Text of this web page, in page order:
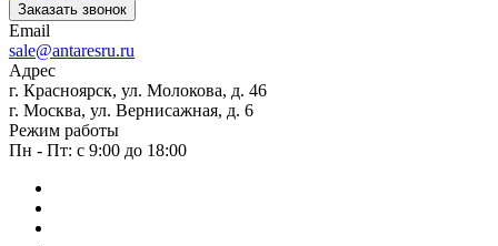
Заказать звонок
Email
sale@antaresru.ru
Адрес
г. Красноярск, ул. Молокова, д. 46
г. Москва, ул. Вернисажная, д. 6
Режим работы
Пн - Пт: с 9:00 до 18:00